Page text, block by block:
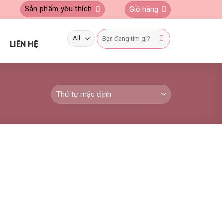
Sản phẩm yêu thích Giỏ hàng
LIÊN HỆ
Tìm
kiếm: